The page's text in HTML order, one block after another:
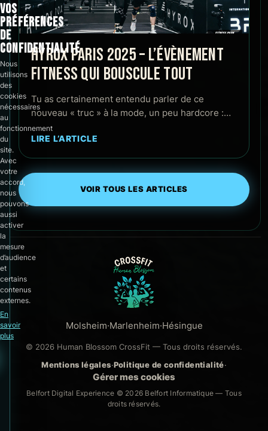
HYROX PARIS 2025 – L’ÉVÈNEMENT
FITNESS QUI BOUSCULE TOUT
Tu as certainement entendu parler de ce
nouveau « truc » à la mode, un peu hardcore :…
LIRE L’ARTICLE
VOIR TOUS LES ARTICLES
Molsheim·Marlenheim·Hésingue
© 2026 Human Blossom CrossFit — Tous droits réservés.
Mentions légales·Politique de confidentialité·
Gérer mes cookies
Belfort Digital Experience © 2026 Belfort Informatique — Tous
droits réservés.
VOS
PRÉFÉRENCES
DE
CONFIDENTIALITÉ
Nous
utilisons
des
cookies
nécessaires
au
fonctionnement
du
site.
Avec
votre
accord,
nous
pouvons
aussi
activer
la
mesure
d’audience
et
certains
contenus
externes.
En
savoir
plus